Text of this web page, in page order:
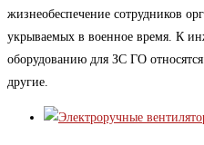
жизнеобеспечение сотрудников
укрываемых в военное время. К
оборудованию для ЗС ГО
другие.